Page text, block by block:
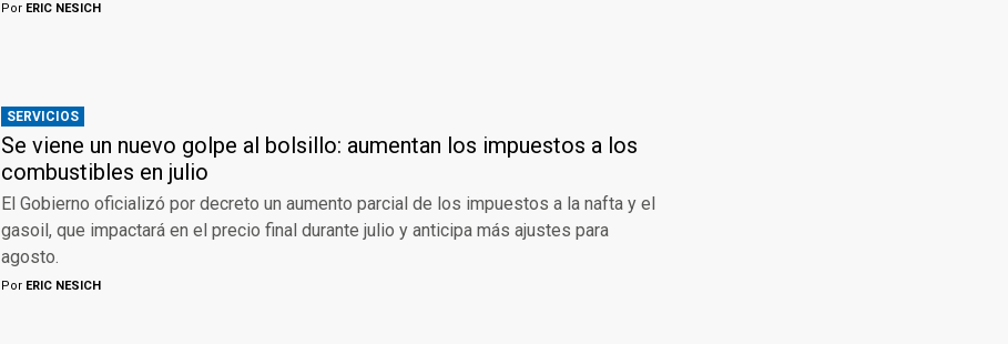
Por ERIC NESICH
SERVICIOS
Se viene un nuevo golpe al bolsillo: aumentan los impuestos a los
combustibles en julio
El Gobierno oficializó por decreto un aumento parcial de los impuestos a la nafta y el
gasoil, que impactará en el precio final durante julio y anticipa más ajustes para
agosto.
Por ERIC NESICH